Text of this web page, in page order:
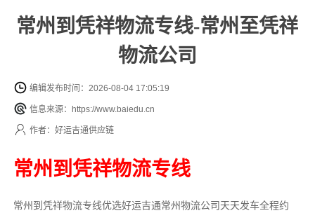
常州到凭祥物流专线-常州至凭祥
物流公司
编辑发布时间：2026-08-04 17:05:19
信息来源：https://www.baiedu.cn
作者：好运吉通供应链
常州到凭祥物流专线
常州到凭祥物流专线优选好运吉通常州物流公司天天发车全程约